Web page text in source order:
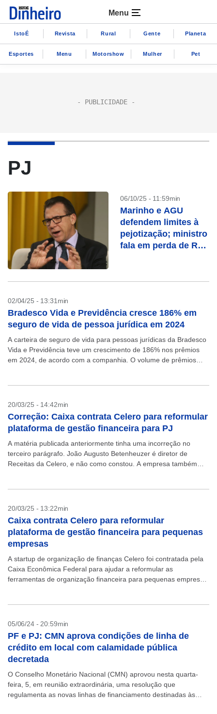
Menu
IstoÉ Revista Rural Gente Planeta
Esportes Menu Motorshow Mulher Pet
PJ
06/10/25 - 11:59min
Marinho e AGU
defendem limites à
pejotização; ministro
fala em perda de R$
02/04/25 - 13:31min
Bradesco Vida e Previdência cresce 186% em
seguro de vida de pessoa jurídica em 2024
A carteira de seguro de vida para pessoas jurídicas da Bradesco
Vida e Previdência teve um crescimento de 186% nos prêmios
em 2024, de acordo com a companhia. O volume de prêmios
20/03/25 - 14:42min
Correção: Caixa contrata Celero para reformular
plataforma de gestão financeira para PJ
A matéria publicada anteriormente tinha uma incorreção no
terceiro parágrafo. João Augusto Betenheuzer é diretor de
Receitas da Celero, e não como constou. A empresa também
20/03/25 - 13:22min
Caixa contrata Celero para reformular
plataforma de gestão financeira para pequenas
empresas
A startup de organização de finanças Celero foi contratada pela
Caixa Econômica Federal para ajudar a reformular as
ferramentas de organização financeira para pequenas empresas
05/06/24 - 20:59min
PF e PJ: CMN aprova condições de linha de
crédito em local com calamidade pública
decretada
O Conselho Monetário Nacional (CMN) aprovou nesta quarta-
feira, 5, em reunião extraordinária, uma resolução que
regulamenta as novas linhas de financiamento destinadas às